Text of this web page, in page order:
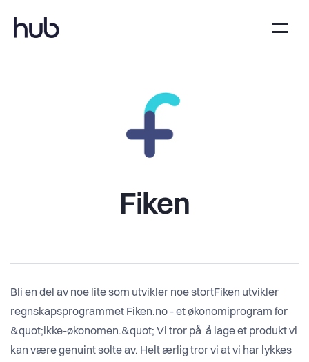
Fiken
Bli en del av noe lite som utvikler noe stortFiken utvikler
regnskapsprogrammet Fiken.no - et økonomiprogram for
&quot;ikke-økonomen.&quot; Vi tror på å lage et produkt vi
kan være genuint solte av. Helt ærlig tror vi at vi har lykkes